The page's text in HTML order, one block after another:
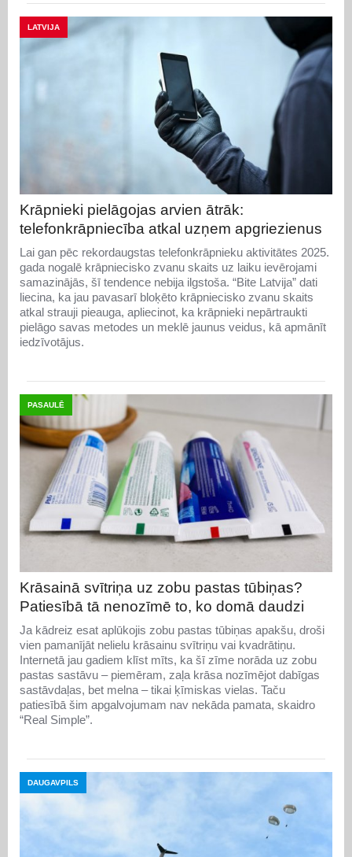
LATVIJA
Krāpnieki pielāgojas arvien ātrāk:
telefonkrāpniecība atkal uzņem apgriezienus
Lai gan pēc rekordaugstas telefonkrāpnieku aktivitātes 2025.
gada nogalē krāpniecisko zvanu skaits uz laiku ievērojami
samazinājās, šī tendence nebija ilgstoša. “Bite Latvija” dati
liecina, ka jau pavasarī bloķēto krāpniecisko zvanu skaits
atkal strauji pieauga, apliecinot, ka krāpnieki nepārtraukti
pielāgo savas metodes un meklē jaunus veidus, kā apmānīt
iedzīvotājus.
PASAULĒ
Krāsainā svītriņa uz zobu pastas tūbiņas?
Patiesībā tā nenozīmē to, ko domā daudzi
Ja kādreiz esat aplūkojis zobu pastas tūbiņas apakšu, droši
vien pamanījāt nelielu krāsainu svītriņu vai kvadrātiņu.
Internetā jau gadiem klīst mīts, ka šī zīme norāda uz zobu
pastas sastāvu – piemēram, zaļa krāsa nozīmējot dabīgas
sastāvdaļas, bet melna – tikai ķīmiskas vielas. Taču
patiesībā šim apgalvojumam nav nekāda pamata, skaidro
“Real Simple”.
DAUGAVPILS